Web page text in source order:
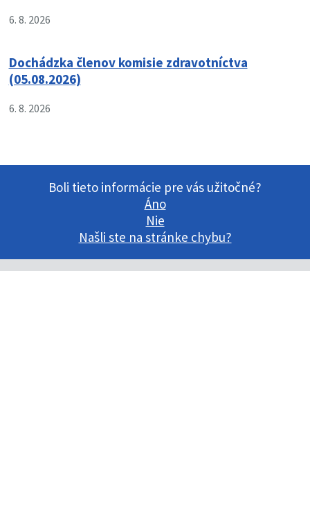
6. 8. 2026
Dochádzka členov komisie zdravotníctva
(05.08.2026)
6. 8. 2026
Boli tieto informácie pre vás užitočné?
Áno
Nie
Našli ste na stránke chybu?